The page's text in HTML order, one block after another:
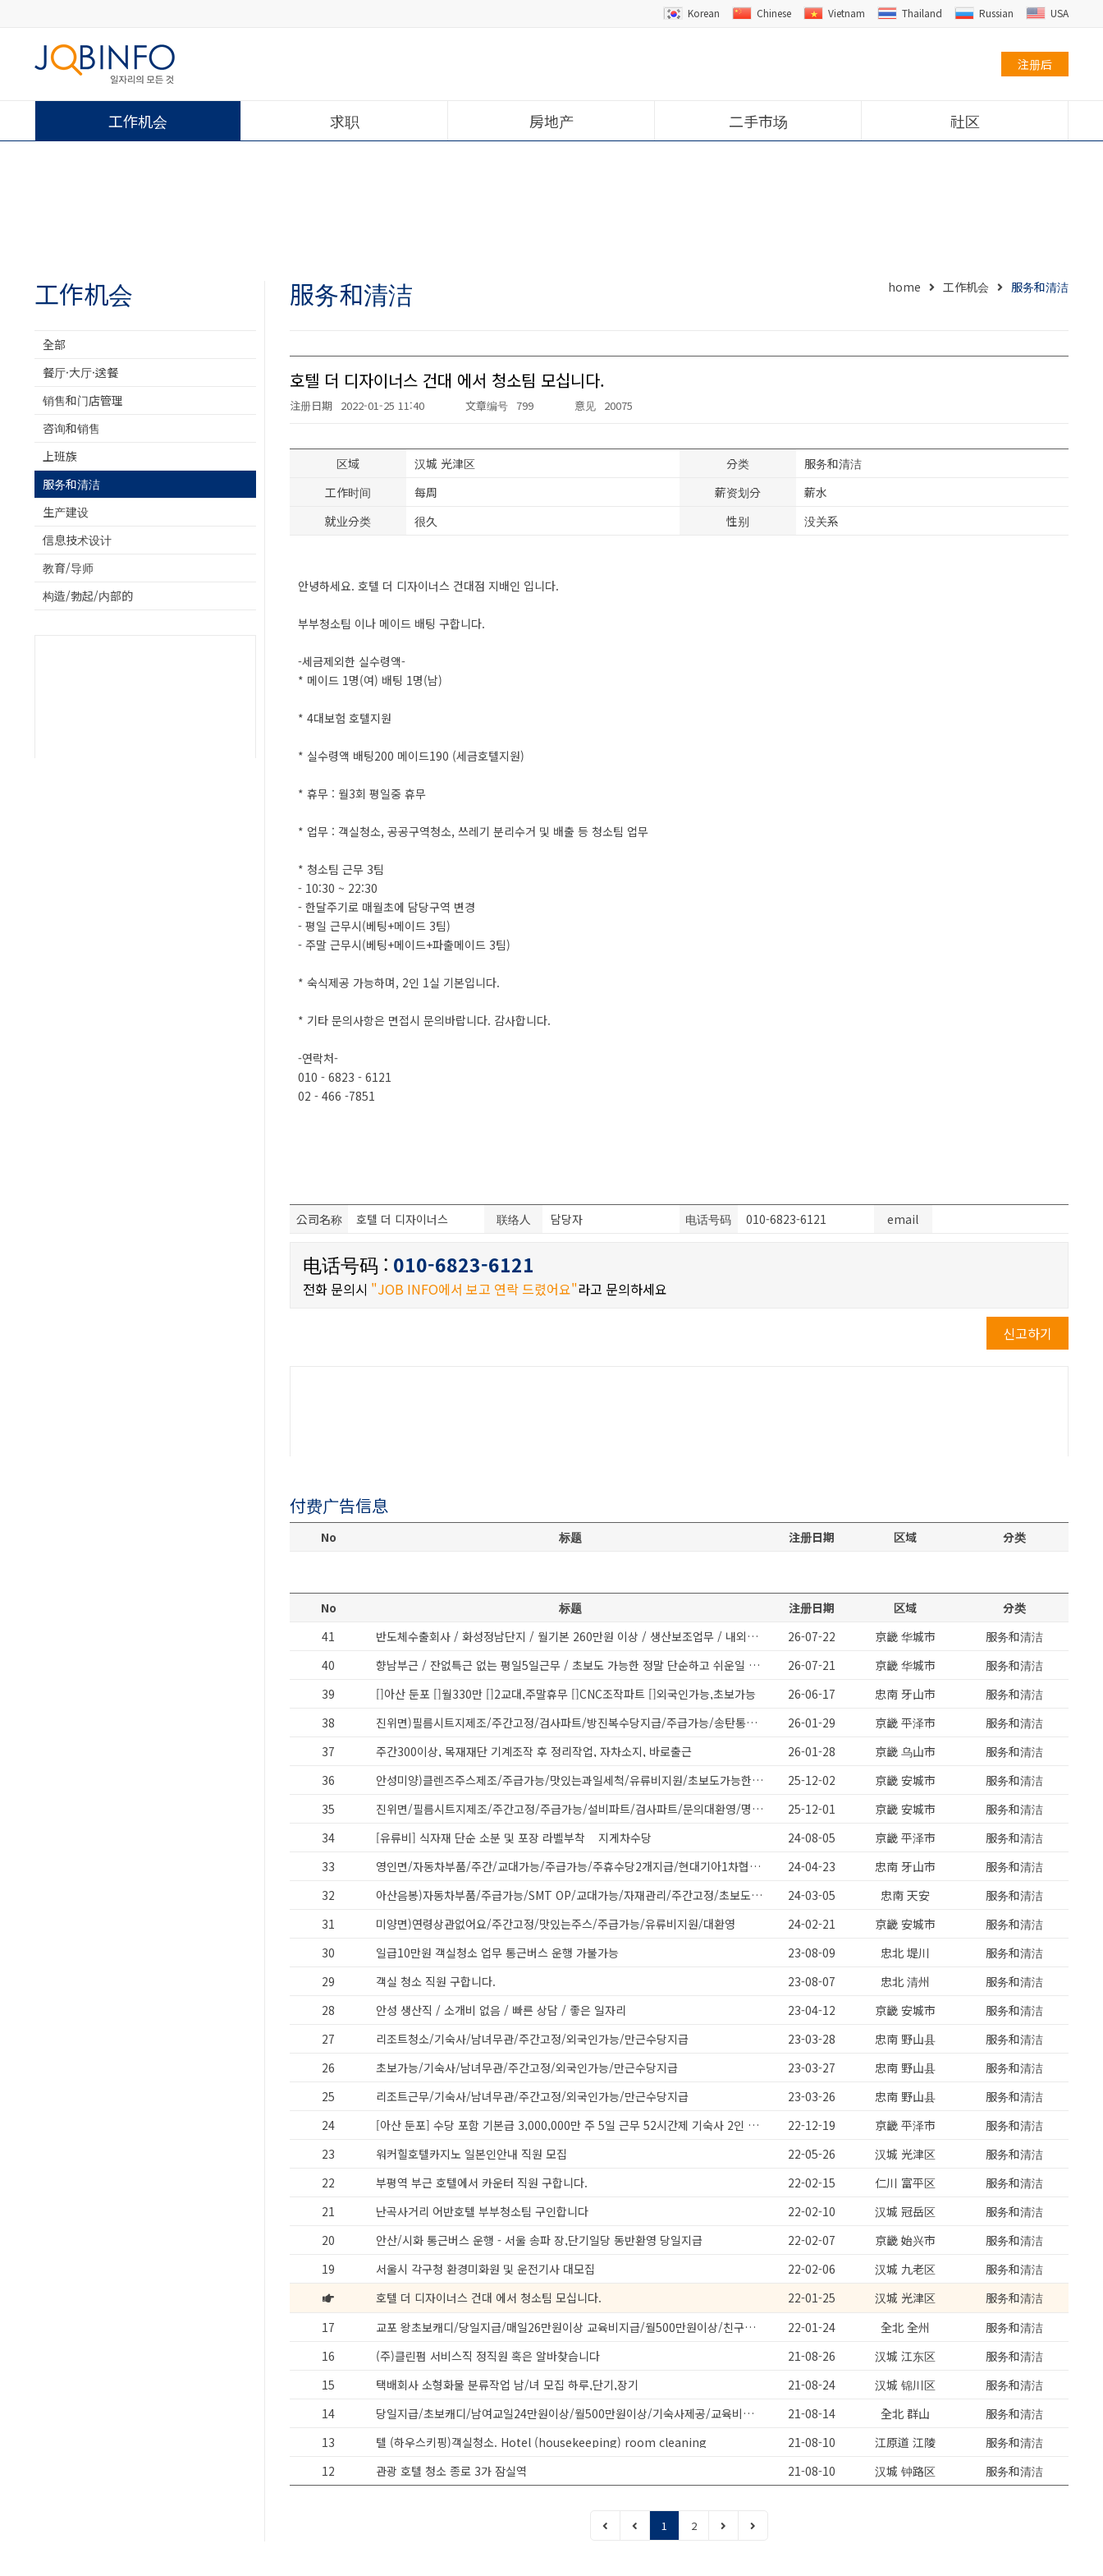
Korean Chinese Vietnam Thailand Russian USA
注册后
工作机会 求职 房地产 二手市场 社区
工作机会
全部
餐厅·大厅·送餐
销售和门店管理
咨询和销售
上班族
服务和清洁
生产建设
信息技术设计
教育/导师
构造/勃起/内部的
服务和清洁 home 工作机会 服务和清洁
호텔 더 디자이너스 건대 에서 청소팀 모십니다.
注册日期 2022-01-25 11:40 文章编号 799 意见 20075
区域 汉城 光津区 分类
服务和清洁
工作时间
每周 薪资划分
薪水
就业分类
很久 性别 没关系
안녕하세요. 호텔 더 디자이너스 건대점 지배인 입니다.
부부청소팀 이나 메이드 배팅 구합니다.
-세금제외한 실수령액-
* 메이드 1명(여) 배팅 1명(남)
* 4대보험 호텔지원
* 실수령액 배팅200 메이드190 (세금호텔지원)
* 휴무 : 월3회 평일중 휴무
* 업무 : 객실청소, 공공구역청소, 쓰레기 분리수거 및 배출 등 청소팀 업무
* 청소팀 근무 3팀
- 10:30 ~ 22:30
- 한달주기로 매월초에 담당구역 변경
- 평일 근무시(베팅+메이드 3팀)
- 주말 근무시(베팅+메이드+파출메이드 3팀)
* 숙식제공 가능하며, 2인 1실 기본입니다.
* 기타 문의사항은 면접시 문의바랍니다. 감사합니다.
-연락처-
010 - 6823 - 6121
02 - 466 -7851
公司名称 호텔 더 디자이너스 联络人 담당자 电话号码 010-6823-6121 email
电话号码 : 010-6823-6121
전화 문의시 "JOB INFO에서 보고 연락 드렸어요"라고 문의하세요
신고하기
付费广告信息
No 标题 注册日期 区域 分类
No 标题 注册日期 区域
分类
41
반도체수출회사 / 화성정남단지 / 월기본 260만원 이상 / 생산보조업무 / 내외국인가능 26-07-22 京畿 华城市
服务和清洁
40
향남부근 / 잔없특근 없는 평일5일근무 / 초보도 가능한 정말 단순하고 쉬운일 / 상여금 26-07-21 京畿 华城市
服务和清洁
39
[]아산 둔포 []월330만 []2교대,주말휴무 []CNC조작파트 []외국인가능,초보가능 26-06-17 忠南 牙山市
服务和清洁
38
진위면)필름시트지제조/주간고정/검사파트/방진복수당지급/주급가능/송탄통근버스운행 26-01-29 京畿 平泽市
服务和清洁
37
주간300이상, 목재재단 기계조작 후 정리작업, 자차소지, 바로출근 26-01-28 京畿 乌山市
服务和清洁
36
안성미양)클렌즈주스제조/주급가능/맛있는과일세척/유류비지원/초보도가능한업무/대환영 25-12-02 京畿 安城市
服务和清洁
35
진위면/필름시트지제조/주간고정/주급가능/설비파트/검사파트/문의대환영/명절상여지급/송탄통근운행 25-12-01 京畿 安城市
服务和清洁
34
[유류비] 식자재 단순 소분 및 포장 라벨부착 _ 지게차수당 24-08-05 京畿 平泽市
服务和清洁
33
영인면/자동차부품/주간/교대가능/주급가능/주휴수당2개지급/현대기아1차협력사/대환영 24-04-23 忠南 牙山市
服务和清洁
32
아산음봉)자동차부품/주급가능/SMT OP/교대가능/자재관리/주간고정/초보도가능 24-03-05 忠南 天安
服务和清洁
31
미양면)연령상관없어요/주간고정/맛있는주스/주급가능/유류비지원/대환영 24-02-21 京畿 安城市
服务和清洁
30
일급10만원 객실청소 업무 통근버스 운행 가불가능 23-08-09 忠北 堤川
服务和清洁
29
객실 청소 직원 구합니다. 23-08-07 忠北 清州
服务和清洁
28
안성 생산직 / 소개비 없음 / 빠른 상담 / 좋은 일자리 23-04-12 京畿 安城市
服务和清洁
27
리조트청소/기숙사/남녀무관/주간고정/외국인가능/만근수당지급 23-03-28 忠南 野山县
服务和清洁
26
초보가능/기숙사/남녀무관/주간고정/외국인가능/만근수당지급 23-03-27 忠南 野山县
服务和清洁
25
리조트근무/기숙사/남녀무관/주간고정/외국인가능/만근수당지급 23-03-26 忠南 野山县
服务和清洁
24
[아산 둔포] 수당 포함 기본급 3,000,000만 주 5일 근무 52시간제 기숙사 2인 1실 22-12-19 京畿 平泽市
服务和清洁
23
워커힐호텔카지노 일본인안내 직원 모집 22-05-26 汉城 光津区
服务和清洁
22
부평역 부근 호텔에서 카운터 직원 구합니다. 22-02-15 仁川 富平区
服务和清洁
21
난곡사거리 어반호텔 부부청소팀 구인합니다 22-02-10 汉城 冠岳区
服务和清洁
20
안산/시화 통근버스 운행 - 서울 송파 장,단기일당 동반환영 당일지급 22-02-07 京畿 始兴市
服务和清洁
19
서울시 각구청 환경미화원 및 운전기사 대모집 22-02-06 汉城 九老区
服务和清洁
호텔 더 디자이너스 건대 에서 청소팀 모십니다.
22-01-25 汉城 光津区
服务和清洁
17
교포 왕초보캐디/당일지급/매일26만원이상 교육비지급/월500만원이상/친구동반/기숙사친구와 22-01-24 全北 全州
服务和清洁
16
(주)클린펌 서비스직 정직원 혹은 알바찾습니다 21-08-26 汉城 江东区
服务和清洁
15
택배회사 소형화물 분류작업 남/녀 모집 하루,단기,장기 21-08-24 汉城 锦川区
服务和清洁
14
당일지급/초보캐디/남여교일24만원이상/월500만원이상/기숙사제공/교육비지급/친구동반환영 21-08-14 全北 群山
服务和清洁
13
텔 (하우스키핑)객실청소. Hotel (housekeeping) room cleaning 21-08-10 江原道 江陵
服务和清洁
12
관광 호텔 청소 종로 3가 잠실역 21-08-10 汉城 钟路区 服务和清洁
1 2